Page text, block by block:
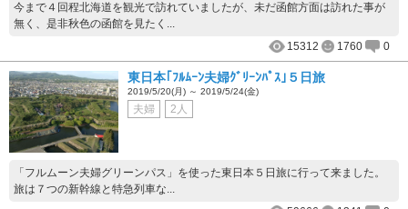
今まで４回程北海道を観光で訪れていましたが、未だ函館方面は訪れた事が
無く、是非秋色の函館を見たく...
15312
1760 0
東日本｢ﾌﾙﾑｰﾝ夫婦ｸﾞﾘｰﾝﾊﾟｽ｣５日旅
2019/5/20(月) ～ 2019/5/24(金)
夫婦 2人
「フルムーン夫婦グリーンパス」を使った東日本５日旅に行って来ました。
旅は７つの新幹線と特急列車な...